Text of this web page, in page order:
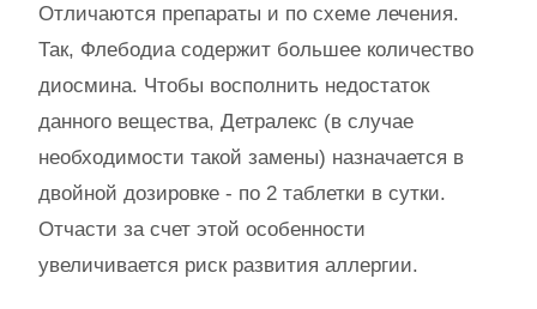
Отличаются препараты и по схеме лечения.
Так, Флебодиа содержит большее количество
диосмина. Чтобы восполнить недостаток
данного вещества, Детралекс (в случае
необходимости такой замены) назначается в
двойной дозировке - по 2 таблетки в сутки.
Отчасти за счет этой особенности
увеличивается риск развития аллергии.